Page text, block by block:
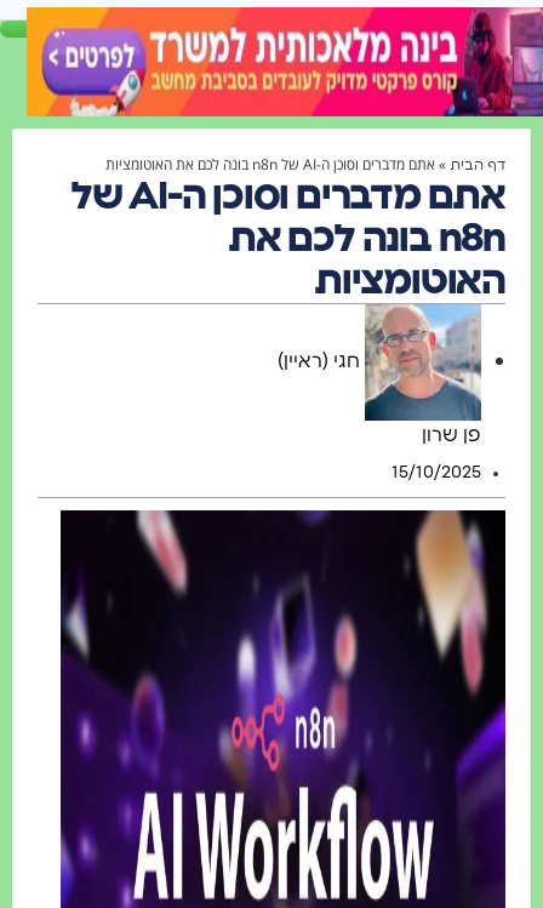
»אתם מדברים וסוכן ה-AI של n8n בונה לכם את האוטומציות
אתם מדברים וסוכן ה-AI של
n8n בונה לכם את
חגי (ראיין)
15/10/2025